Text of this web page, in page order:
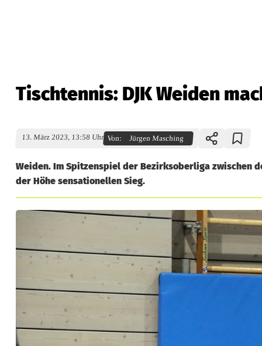
Tischtennis: DJK Weiden
13. März 2023, 13:58 Uhr Von: Jürgen Masching
Weiden. Im Spitzenspiel der Bezirksoberliga zwischen
der Höhe sensationellen Sieg.
c
h
t